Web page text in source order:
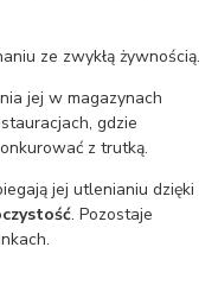
ze zwykłą żywnością.
jej w magazynach
gdzie
z trutką.
jej utlenianiu dzięki
. Pozostaje